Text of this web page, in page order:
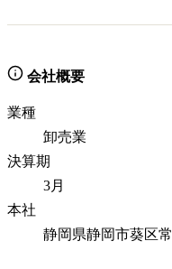
会社概要
業種
卸売業
決算期
3月
本社
静岡県静岡市葵区